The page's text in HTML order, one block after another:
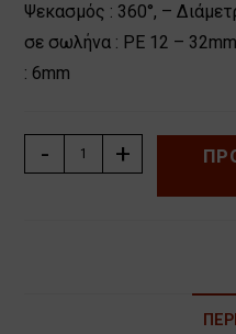
Ψεκασμός : 360°, –
σε σωλήνα : ΡΕ 12 –
: 6mm
ΜΙΚΡΟΕΚΤΟΞΕΥΤΗΡΑΣ
ΠΑΛ
- +